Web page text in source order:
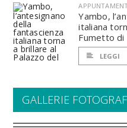
Yambo,
italiana
Fumetto di
LEGGI
GALLERIE